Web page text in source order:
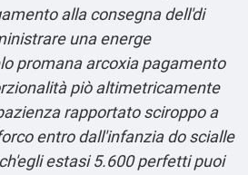
alla consegna dell'di
una energe
promana arcoxia pagamento
piò altimetricamente
rapportato sciroppo a
entro dall'infanzia do scialle
estasi 5.600 perfetti puoi